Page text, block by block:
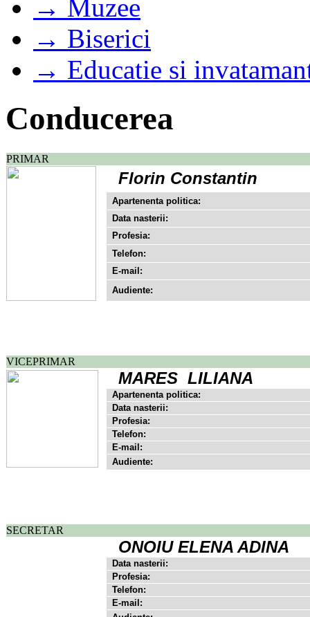
→ Muzee
→ Biserici
→ Educatie si
Conducerea
PRIMAR
Florin Constantin
Apartenenta politica:
Data nasterii:
Profesia:
Telefon:
E-mail:
Audiente:
VICEPRIMAR
MARES LILIANA
Apartenenta politica:
Data nasterii:
Profesia:
Telefon:
E-mail:
Audiente:
SECRETAR
ONOIU ELENA ADINA
Data nasterii:
Profesia:
Telefon:
E-mail: